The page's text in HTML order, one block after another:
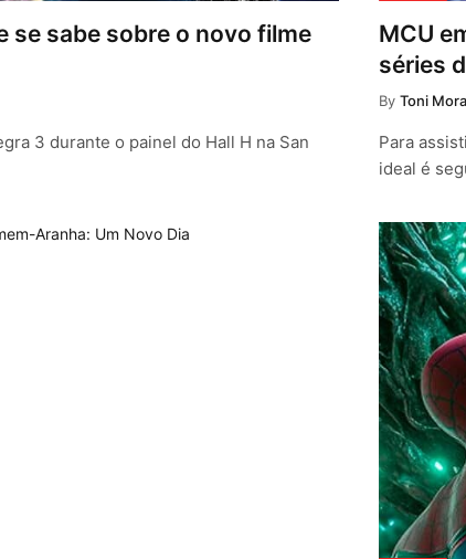
se sabe sobre o novo filme
3 durante o painel do Hall H na San
MCU
séries
By Toni
Para
ideal é